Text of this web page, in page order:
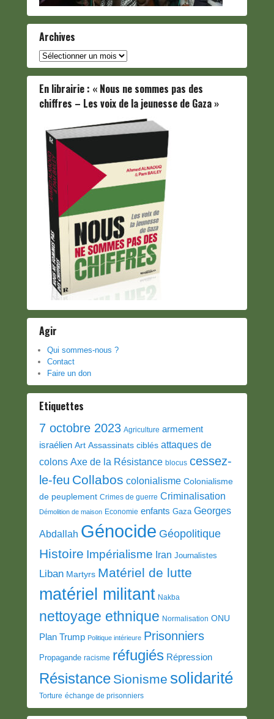
Archives
Archives
En librairie : « Nous ne sommes pas des
chiffres – Les voix de la jeunesse de Gaza »
Agir
Qui sommes-nous ?
Contact
Faire un don
Etiquettes
7 octobre 2023 Agriculture armement
israélien Art Assassinats ciblés attaques de
colons Axe de la Résistance blocus cessez-
le-feu Collabos colonialisme Colonialisme
de peuplement Crimes de guerre Criminalisation
Démolition de maison Economie enfants Gaza Georges
Abdallah Génocide Géopolitique
Histoire Impérialisme Iran Journalistes
Liban Martyrs Matériel de lutte
matériel militant Nakba
nettoyage ethnique Normalisation ONU
Plan Trump Politique intérieure Prisonniers
Propagande racisme réfugiés Répression
Résistance Sionisme solidarité
Torture échange de prisonniers